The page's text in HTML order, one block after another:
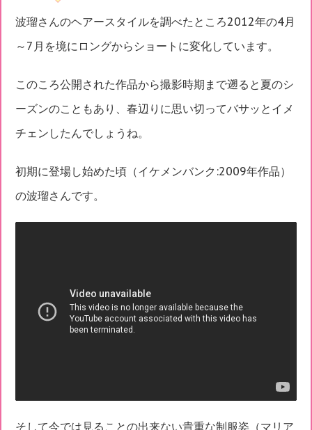
波瑠さんのヘアースタイルを調べたところ2012年の4月
～7月を境にロングからショートに変化しています。
このころ公開された作品から撮影時期まで遡ると夏のシ
ーズンのこともあり、春辺りに思い切ってバサッとイメ
チェンしたんでしょうね。
初期に登場し始めた頃（イケメンバンク:2009年作品）
の波瑠さんです。
そして今では見ることの出来ない貴重な制服姿（マリア